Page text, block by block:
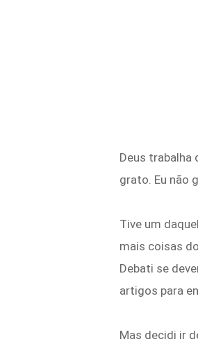
Deus trabalha
grato. Eu não
Tive um
mais coisas
Debati se
artigos para
Mas decidi ir